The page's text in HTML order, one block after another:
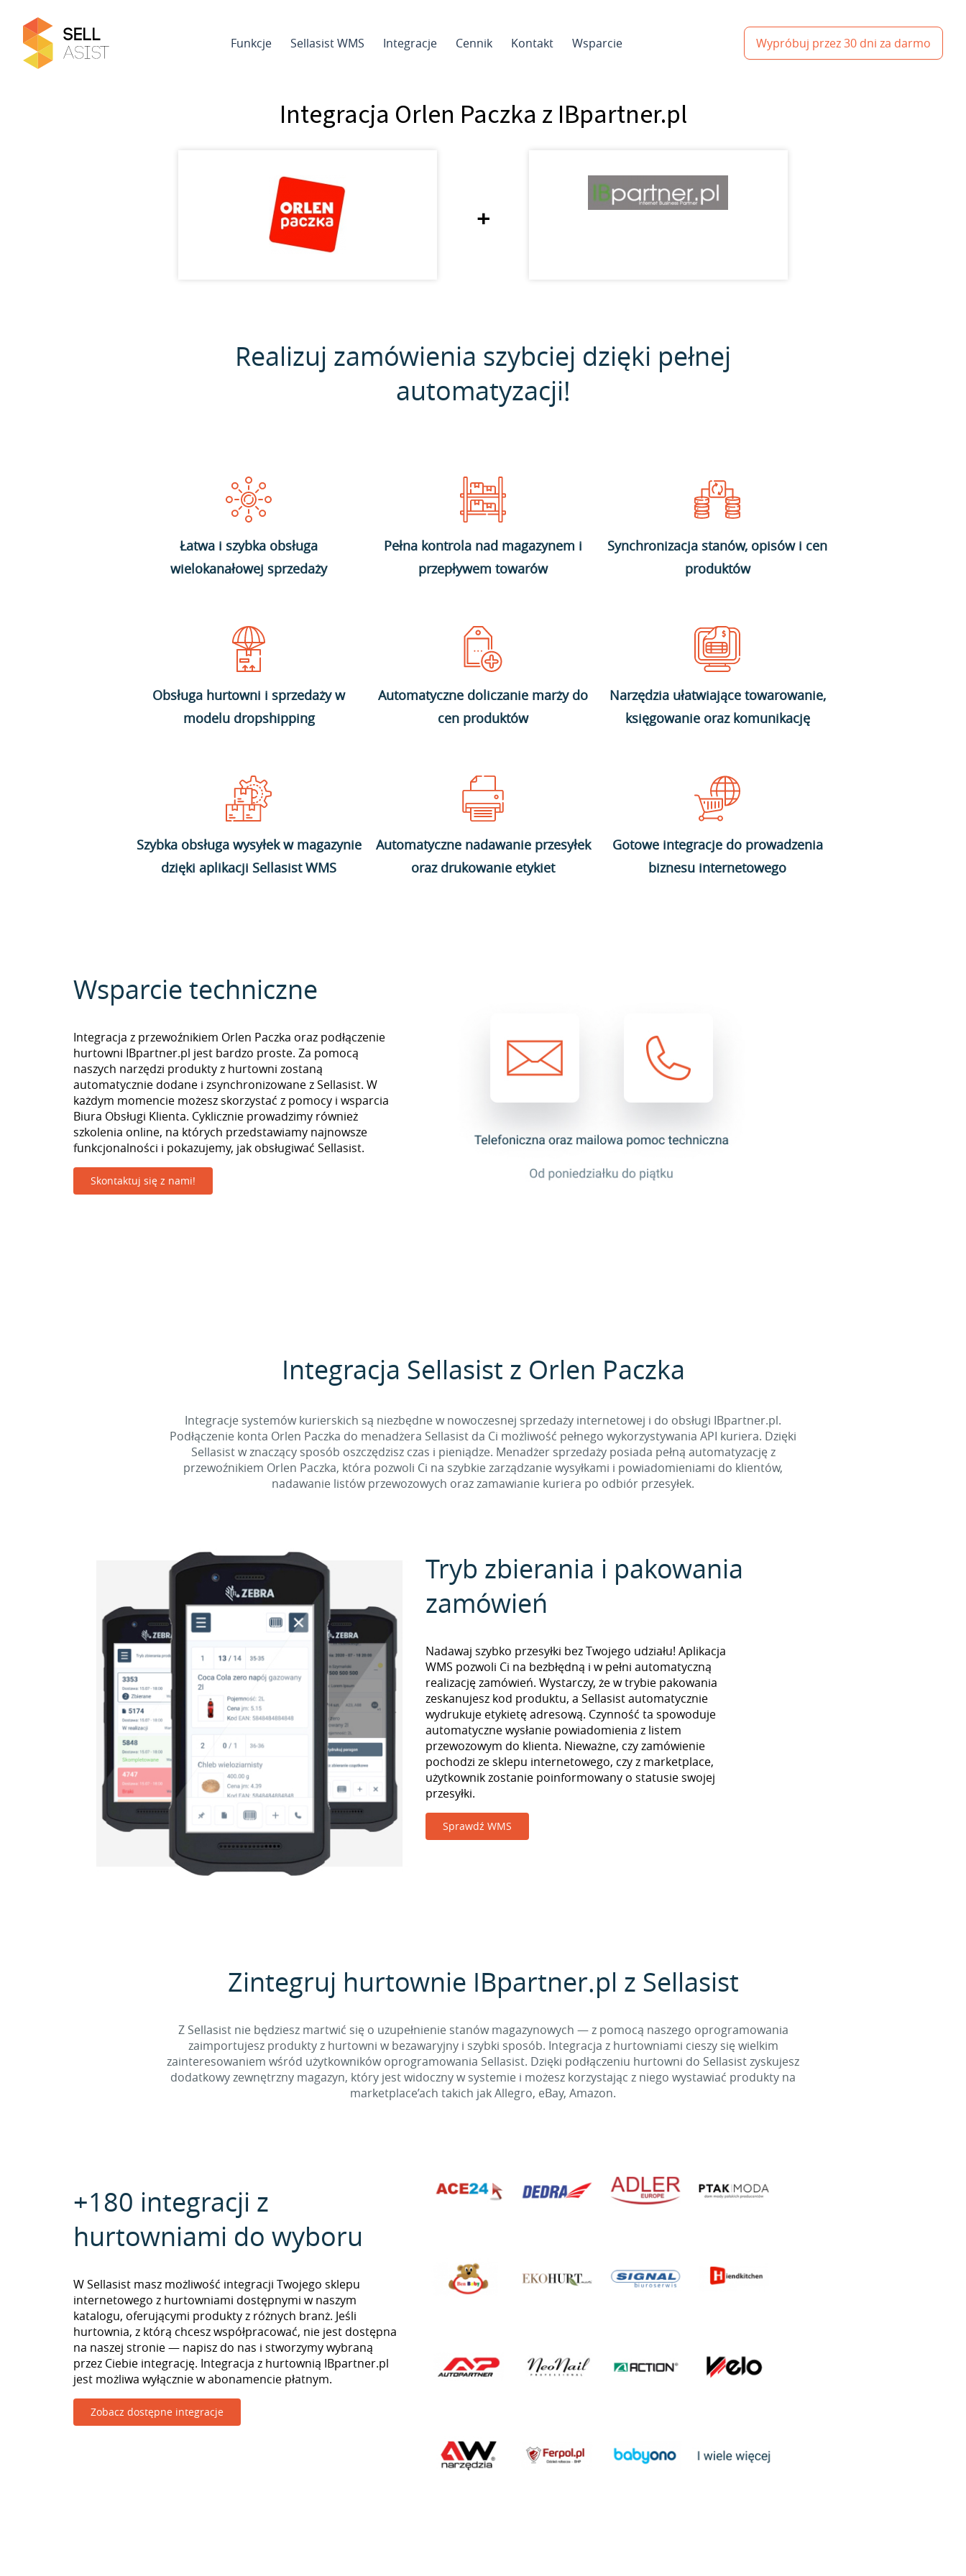
Funkcje Sellasist WMS Integracje Cennik Kontakt Wsparcie Wypróbuj przez 30 dni za darmo
Integracja Orlen Paczka z IBpartner.pl
+
Realizuj zamówienia szybciej dzięki pełnej
automatyzacji!
Łatwa i szybka obsługa
wielokanałowej sprzedaży
Pełna kontrola nad magazynem i
przepływem towarów
Synchronizacja stanów, opisów i cen
produktów
Obsługa hurtowni i sprzedaży w
modelu dropshipping
Automatyczne doliczanie marży do
cen produktów
Narzędzia ułatwiające towarowanie,
księgowanie oraz komunikację
Szybka obsługa wysyłek w magazynie
dzięki aplikacji Sellasist WMS
Automatyczne nadawanie przesyłek
oraz drukowanie etykiet
Gotowe integracje do prowadzenia
biznesu internetowego
Wsparcie techniczne
Integracja z przewoźnikiem Orlen Paczka oraz podłączenie
hurtowni IBpartner.pl jest bardzo proste. Za pomocą
naszych narzędzi produkty z hurtowni zostaną
automatycznie dodane i zsynchronizowane z Sellasist. W
każdym momencie możesz skorzystać z pomocy i wsparcia
Biura Obsługi Klienta. Cyklicznie prowadzimy również
szkolenia online, na których przedstawiamy najnowsze
funkcjonalności i pokazujemy, jak obsługiwać Sellasist.
Skontaktuj się z nami!
Integracja Sellasist z Orlen Paczka
Integracje systemów kurierskich są niezbędne w nowoczesnej sprzedaży internetowej i do obsługi IBpartner.pl.
Podłączenie konta Orlen Paczka do menadżera Sellasist da Ci możliwość pełnego wykorzystywania API kuriera. Dzięki
Sellasist w znaczący sposób oszczędzisz czas i pieniądze. Menadżer sprzedaży posiada pełną automatyzację z
przewoźnikiem Orlen Paczka, która pozwoli Ci na szybkie zarządzanie wysyłkami i powiadomieniami do klientów,
nadawanie listów przewozowych oraz zamawianie kuriera po odbiór przesyłek.
Tryb zbierania i pakowania
zamówień
Nadawaj szybko przesyłki bez Twojego udziału! Aplikacja
WMS pozwoli Ci na bezbłędną i w pełni automatyczną
realizację zamówień. Wystarczy, że w trybie pakowania
zeskanujesz kod produktu, a Sellasist automatycznie
wydrukuje etykietę adresową. Czynność ta spowoduje
automatyczne wysłanie powiadomienia z listem
przewozowym do klienta. Nieważne, czy zamówienie
pochodzi ze sklepu internetowego, czy z marketplace,
użytkownik zostanie poinformowany o statusie swojej
przesyłki.
Sprawdź WMS
Zintegruj hurtownie IBpartner.pl z Sellasist
Z Sellasist nie będziesz martwić się o uzupełnienie stanów magazynowych — z pomocą naszego oprogramowania
zaimportujesz produkty z hurtowni w bezawaryjny i szybki sposób. Integracja z hurtowniami cieszy się wielkim
zainteresowaniem wśród użytkowników oprogramowania Sellasist. Dzięki podłączeniu hurtowni do Sellasist zyskujesz
dodatkowy zewnętrzny magazyn, który jest widoczny w systemie i możesz korzystając z niego wystawiać produkty na
marketplace’ach takich jak Allegro, eBay, Amazon.
+180 integracji z
hurtowniami do wyboru
W Sellasist masz możliwość integracji Twojego sklepu
internetowego z hurtowniami dostępnymi w naszym
katalogu, oferującymi produkty z różnych branż. Jeśli
hurtownia, z którą chcesz współpracować, nie jest dostępna
na naszej stronie — napisz do nas i stworzymy wybraną
przez Ciebie integrację. Integracja z hurtownią IBpartner.pl
jest możliwa wyłącznie w abonamencie płatnym.
Zobacz dostępne integracje